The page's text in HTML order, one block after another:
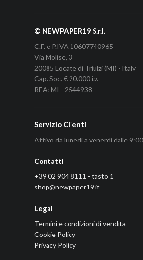
© NEWPAPER19 S.r.l.
C.F. e P.IVA 10607740965
Via Molise, 3
20085 Locate di Triulzi (MI) - Italy
Cap. Soc. € 20.000 i.v.
REA: MI - 2544938
Servizio Clienti
Attivo da lunedì a venerdì dalle
Contatti
+39 02 904 8111 - tasto 1
shop@newpaper19.it
Legal
Termini e condizioni di vendita
Cookie Policy
Privacy Policy